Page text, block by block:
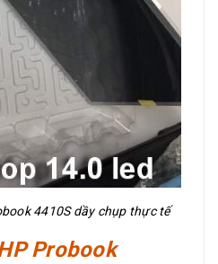
4410S dầy chụp thực tế
Probook